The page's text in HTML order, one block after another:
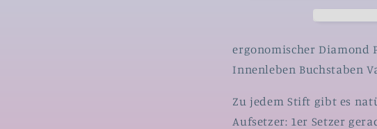
Innenleben
Variante
1
Variante
ergonomischer
Innenleben Buchstaben
Zu jedem Stift gibt es
Aufsetzer: 1er Setzer